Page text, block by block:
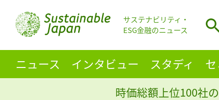
サステナビリティ・
ESG金融のニュース
ニュース インタビュー スタディ
時価総額上位100社